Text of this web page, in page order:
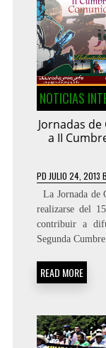
NOTICIAS
Jornadas
a II
PD JULIO 24, 2013
La Jornada de
realizarse del
contribuir a
Segunda
READ MORE